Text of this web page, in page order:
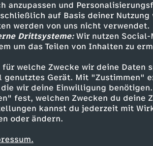
anzupassen und
auf Basis deiner Nutzung
werden von uns nicht verwendet.
Drittsysteme:Wir nutzen Social-
um das Teilen von Inhalten zu
für welche Zwecke wir deine Daten
Gerät. Mit "Zustimmen"
wir deine Einwilligung
fest, welchen Zwecken du deine
kannst du jederzeit mit
oder ändern.
Animation fröhlich Bibi und